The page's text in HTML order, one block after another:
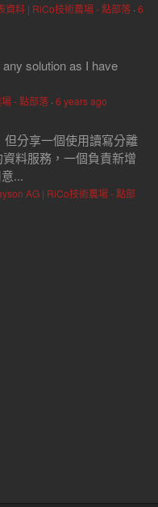
資料 | RiCo技術農場 - 點部落· 6
solution as I have
- 點部落· 6 years ago
但分享一個使用讀寫分離
料服務，一個負責新增
...
AG | RiCo技術農場 - 點部